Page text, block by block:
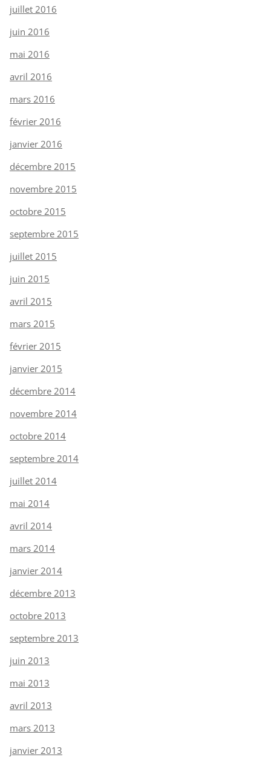
juillet 2016
juin 2016
mai 2016
avril 2016
mars 2016
février 2016
janvier 2016
décembre 2015
novembre 2015
octobre 2015
septembre 2015
juillet 2015
juin 2015
avril 2015
mars 2015
février 2015
janvier 2015
décembre 2014
novembre 2014
octobre 2014
septembre 2014
juillet 2014
mai 2014
avril 2014
mars 2014
janvier 2014
décembre 2013
octobre 2013
septembre 2013
juin 2013
mai 2013
avril 2013
mars 2013
janvier 2013